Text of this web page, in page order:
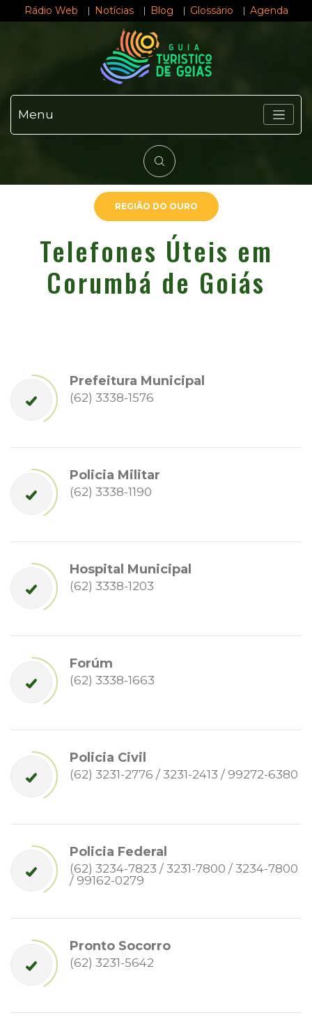
Rádio Web Notícias Blog Glossário Agenda
Menu
REGIÃO DO OURO
Telefones Úteis em
Corumbá de Goiás
Prefeitura Municipal
(62) 3338-1576
Policia Militar
(62) 3338-1190
Hospital Municipal
(62) 3338-1203
Forúm
(62) 3338-1663
Policia Civil
(62) 3231-2776 / 3231-2413 / 99272-6380
Policia Federal
(62) 3234-7823 / 3231-7800 / 3234-7800
/ 99162-0279
Pronto Socorro
(62) 3231-5642